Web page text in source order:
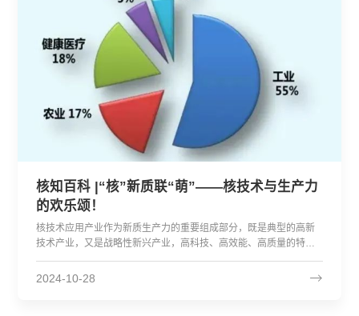
核知百科 |“核”新质联“萌”——核技术与生产力
的欢乐颂！
核技术应用产业作为新质生产力的重要组成部分，既是典型的高新
技术产业，又是战略性新兴产业，高科技、高效能、高质量的特征
在其身上体现得尤为突出。
2024-10-28